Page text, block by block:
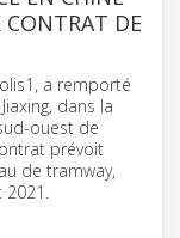
CONTRAT DE
a remporté
dans la
ouest de
prévoit
de tramway,
2021.